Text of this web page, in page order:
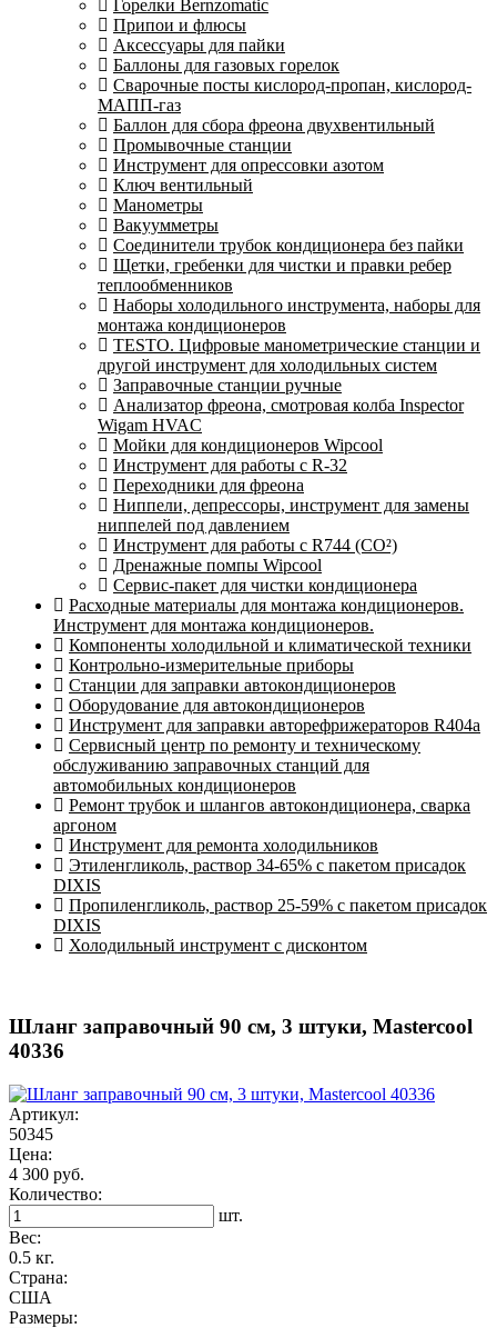
Горелки Bernzomatic
Припои и флюсы
Аксессуары для пайки
Баллоны для газовых горелок
Сварочные посты кислород-пропан, кислород-
МАПП-газ
Баллон для сбора фреона двухвентильный
Промывочные станции
Инструмент для опрессовки азотом
Ключ вентильный
Манометры
Вакуумметры
Соединители трубок кондиционера без пайки
Щетки, гребенки для чистки и правки ребер
теплообменников
Наборы холодильного инструмента, наборы для
монтажа кондиционеров
TESTO. Цифровые манометрические станции и
другой инструмент для холодильных систем
Заправочные станции ручные
Анализатор фреона, смотровая колба Inspector
Wigam HVAC
Мойки для кондиционеров Wipcool
Инструмент для работы с R-32
Переходники для фреона
Ниппели, депрессоры, инструмент для замены
ниппелей под давлением
Инструмент для работы с R744 (CO²)
Дренажные помпы Wipcool
Сервис-пакет для чистки кондиционера
Расходные материалы для монтажа кондиционеров.
Инструмент для монтажа кондиционеров.
Компоненты холодильной и климатической техники
Контрольно-измерительные приборы
Станции для заправки автокондиционеров
Оборудование для автокондиционеров
Инструмент для заправки авторефрижераторов R404a
Сервисный центр по ремонту и техническому
обслуживанию заправочных станций для
автомобильных кондиционеров
Ремонт трубок и шлангов автокондиционера, сварка
аргоном
Инструмент для ремонта холодильников
Этиленгликоль, раствор 34-65% с пакетом присадок
DIXIS
Пропиленгликоль, раствор 25-59% с пакетом присадок
DIXIS
Холодильный инструмент с дисконтом
Шланг заправочный 90 см, 3 штуки, Mastercool
40336
Артикул:
50345
Цена:
4 300 руб.
Количество:
шт.
Вес:
0.5 кг.
Страна:
США
Размеры: